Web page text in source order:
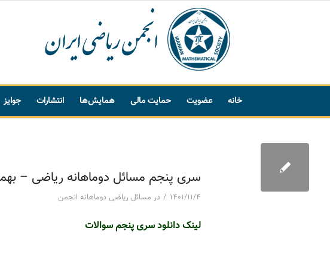
خانه عضویت حمایت مالی همایش‌ها انتشارات جوایز
سری پنجم مسائل دوماهانه ریاضی – بهمن
۱۴۰۱/۱۱/۴ / در مسائل ریاضی دوماهانه انجمن
لینک دانلود سری پنجم سوالات